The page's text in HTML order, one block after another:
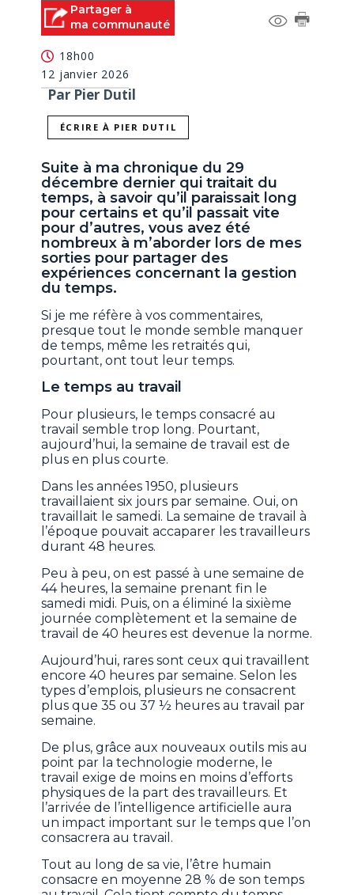
Partager à
ma communauté
18h00
12 janvier 2026
Par Pier Dutil
ÉCRIRE À PIER DUTIL
Suite à ma chronique du 29
décembre dernier qui traitait du
temps, à savoir qu’il paraissait long
pour certains et qu’il passait vite
pour d’autres, vous avez été
nombreux à m’aborder lors de mes
sorties pour partager des
expériences concernant la gestion
du temps.
Si je me réfère à vos commentaires,
presque tout le monde semble manquer
de temps, même les retraités qui,
pourtant, ont tout leur temps.
Le temps au travail
Pour plusieurs, le temps consacré au
travail semble trop long. Pourtant,
aujourd’hui, la semaine de travail est de
plus en plus courte.
Dans les années 1950, plusieurs
travaillaient six jours par semaine. Oui, on
travaillait le samedi. La semaine de travail à
l’époque pouvait accaparer les travailleurs
durant 48 heures.
Peu à peu, on est passé à une semaine de
44 heures, la semaine prenant fin le
samedi midi. Puis, on a éliminé la sixième
journée complètement et la semaine de
travail de 40 heures est devenue la norme.
Aujourd’hui, rares sont ceux qui travaillent
encore 40 heures par semaine. Selon les
types d’emplois, plusieurs ne consacrent
plus que 35 ou 37 ½ heures au travail par
semaine.
De plus, grâce aux nouveaux outils mis au
point par la technologie moderne, le
travail exige de moins en moins d’efforts
physiques de la part des travailleurs. Et
l’arrivée de l’intelligence artificielle aura
un impact important sur le temps que l’on
consacrera au travail.
Tout au long de sa vie, l’être humain
consacre en moyenne 28 % de son temps